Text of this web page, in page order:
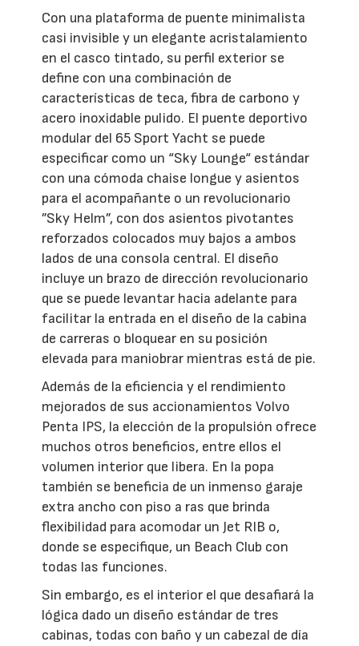
Con una plataforma de puente minimalista
casi invisible y un elegante acristalamiento
en el casco tintado, su perfil exterior se
define con una combinación de
características de teca, fibra de carbono y
acero inoxidable pulido. El puente deportivo
modular del 65 Sport Yacht se puede
especificar como un “Sky Lounge“ estándar
con una cómoda chaise longue y asientos
para el acompañante o un revolucionario
”Sky Helm”, con dos asientos pivotantes
reforzados colocados muy bajos a ambos
lados de una consola central. El diseño
incluye un brazo de dirección revolucionario
que se puede levantar hacia adelante para
facilitar la entrada en el diseño de la cabina
de carreras o bloquear en su posición
elevada para maniobrar mientras está de pie.
Además de la eficiencia y el rendimiento
mejorados de sus accionamientos Volvo
Penta IPS, la elección de la propulsión ofrece
muchos otros beneficios, entre ellos el
volumen interior que libera. En la popa
también se beneficia de un inmenso garaje
extra ancho con piso a ras que brinda
flexibilidad para acomodar un Jet RIB o,
donde se especifique, un Beach Club con
todas las funciones.
Sin embargo, es el interior el que desafiará la
lógica dado un diseño estándar de tres
cabinas, todas con baño y un cabezal de día